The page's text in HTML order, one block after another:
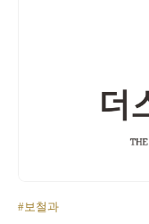
#보철과